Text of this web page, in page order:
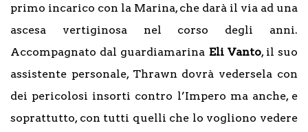
primo incarico con la Marina, che darà il via ad una
ascesa vertiginosa nel corso degli anni.
Accompagnato dal guardiamarina Eli Vanto, il suo
assistente personale, Thrawn dovrà vedersela con
dei pericolosi insorti contro l’Impero ma anche, e
soprattutto, con tutti quelli che lo vogliono vedere